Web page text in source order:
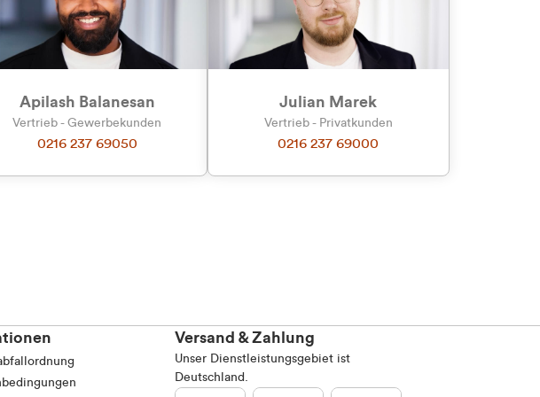
Statistiken Marketing
Apilash Balanesan
Vertrieb - Gewerbekunden
0216 237 69050
Julian Marek
Vertrieb - Privatkunden
0216 237 69000
Versand & Zahlung
Unser Dienstleistungsgebiet ist
Deutschland.